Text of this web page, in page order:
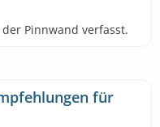
Pinnwand verfasst.
für